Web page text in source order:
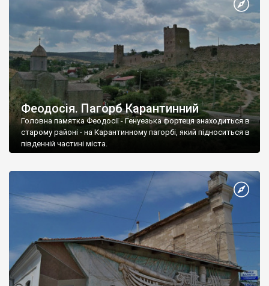
Феодосія. Пагорб Карантинний
Головна памятка Феодосії - Генуезька фортеця знаходиться в
старому районі - на Карантинному пагорбі, який підноситься в
південній частині міста.